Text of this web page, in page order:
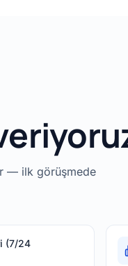
— ilk görüşmede
(7/24